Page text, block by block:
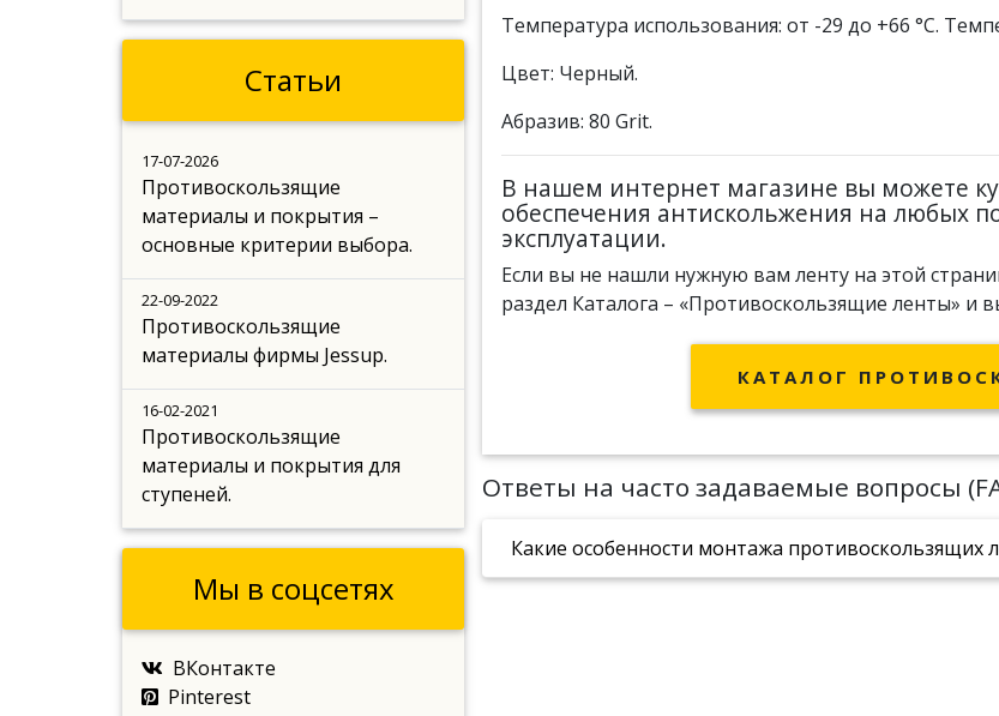
Температура использования: от -29 до +66 °С.
Цвет: Черный.
Абразив: 80 Grit.
В нашем интернет магазине вы можете
обеспечения антискольжения на любых
эксплуатации.
Если вы не нашли нужную вам ленту на этой
раздел Каталога – «Противоскользящие ленты» и
КАТАЛОГ
Ответы на часто задаваемые вопросы
Какие особенности монтажа противоскользящих
Статьи
17-07-2026
Противоскользящие
материалы и покрытия –
основные критерии выбора.
22-09-2022
Противоскользящие
материалы фирмы Jessup.
16-02-2021
Противоскользящие
материалы и покрытия для
ступеней.
Мы в соцсетях
ВКонтакте
Pinterest